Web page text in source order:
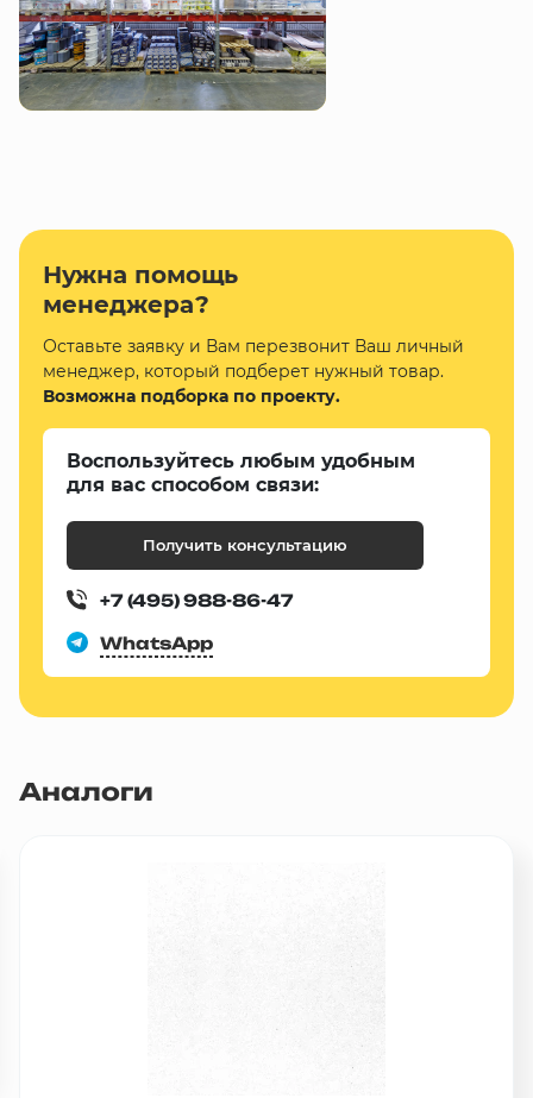
Нужна помощь
менеджера?
Оставьте заявку и Вам перезвонит Ваш личный
менеджер, который подберет нужный товар.
Возможна подборка по проекту.
Воспользуйтесь любым удобным
для вас способом связи:
Получить консультацию
+7 (495) 988-86-47
WhatsApp
Аналоги